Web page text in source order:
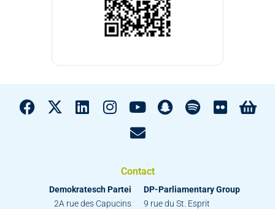
Contact
Demokratesch Partei
2A rue des Capucins
DP-Parliamentary Group
9 rue du St. Esprit